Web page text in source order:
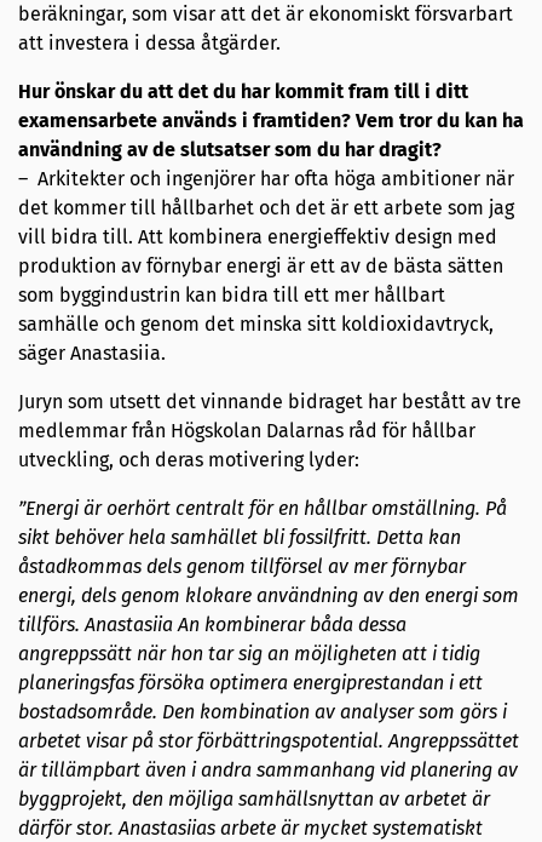
beräkningar, som visar att det är ekonomiskt försvarbart
att investera i dessa åtgärder.
Hur önskar du att det du har kommit fram till i ditt
examensarbete används i framtiden? Vem tror du kan ha
användning av de slutsatser som du har dragit?
– Arkitekter och ingenjörer har ofta höga ambitioner när
det kommer till hållbarhet och det är ett arbete som jag
vill bidra till. Att kombinera energieffektiv design med
produktion av förnybar energi är ett av de bästa sätten
som byggindustrin kan bidra till ett mer hållbart
samhälle och genom det minska sitt koldioxidavtryck,
säger Anastasiia.
Juryn som utsett det vinnande bidraget har bestått av tre
medlemmar från Högskolan Dalarnas råd för hållbar
utveckling, och deras motivering lyder:
”Energi är oerhört centralt för en hållbar omställning. På
sikt behöver hela samhället bli fossilfritt. Detta kan
åstadkommas dels genom tillförsel av mer förnybar
energi, dels genom klokare användning av den energi som
tillförs. Anastasiia An kombinerar båda dessa
angreppssätt när hon tar sig an möjligheten att i tidig
planeringsfas försöka optimera energiprestandan i ett
bostadsområde. Den kombination av analyser som görs i
arbetet visar på stor förbättringspotential. Angreppssättet
är tillämpbart även i andra sammanhang vid planering av
byggprojekt, den möjliga samhällsnyttan av arbetet är
därför stor. Anastasiias arbete är mycket systematiskt